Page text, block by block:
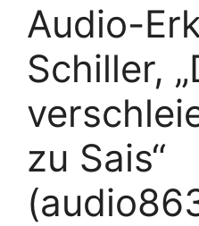
Audio-
Schiller,
zu Sais“